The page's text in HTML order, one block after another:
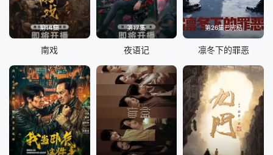
第14集
南戏
第17集
夜语记
第26集已完结
凛冬下的罪恶